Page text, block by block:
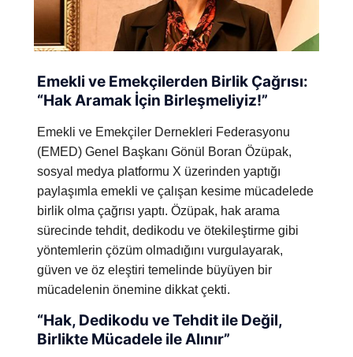
Emekli ve Emekçilerden Birlik Çağrısı:
“Hak Aramak İçin Birleşmeliyiz!”
Emekli ve Emekçiler Dernekleri Federasyonu
(EMED) Genel Başkanı Gönül Boran Özüpak,
sosyal medya platformu X üzerinden yaptığı
paylaşımla emekli ve çalışan kesime mücadelede
birlik olma çağrısı yaptı. Özüpak, hak arama
sürecinde tehdit, dedikodu ve ötekileştirme gibi
yöntemlerin çözüm olmadığını vurgulayarak,
güven ve öz eleştiri temelinde büyüyen bir
mücadelenin önemine dikkat çekti.
“Hak, Dedikodu ve Tehdit ile Değil,
Birlikte Mücadele ile Alınır”